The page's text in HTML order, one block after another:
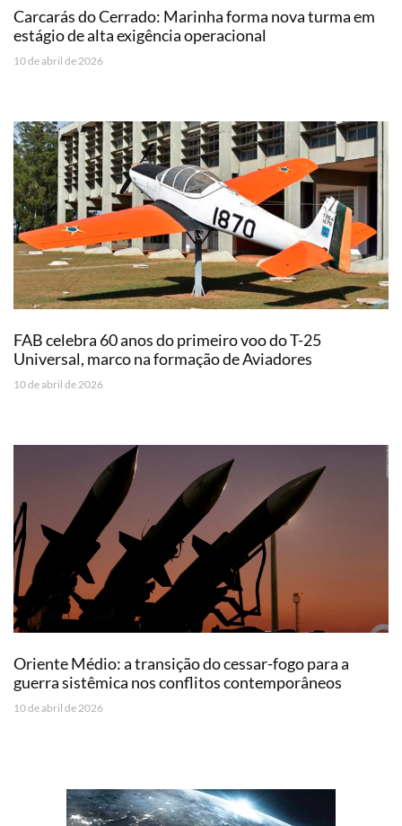
Carcarás do Cerrado: Marinha forma nova turma em
estágio de alta exigência operacional
10 de abril de 2026
FAB celebra 60 anos do primeiro voo do T-25
Universal, marco na formação de Aviadores
10 de abril de 2026
Oriente Médio: a transição do cessar-fogo para a
guerra sistêmica nos conflitos contemporâneos
10 de abril de 2026